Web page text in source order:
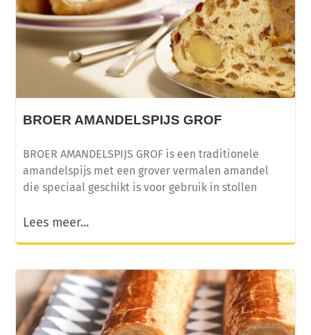
BROER AMANDELSPIJS GROF
BROER AMANDELSPIJS GROF is een traditionele
amandelspijs met een grover vermalen amandel
die speciaal geschikt is voor gebruik in stollen
Lees meer...